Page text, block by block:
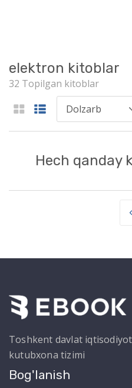
elektron kitoblar
32 Topilgan kitoblar
Hech qanday
‹
Toshkent davlat
kutubxona tizimi
Bog'lanish